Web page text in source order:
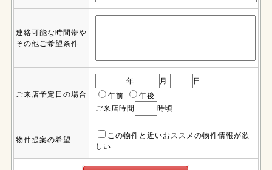
連絡可能な時間帯や
その他ご希望条件
ご来店予定日の場合
年 月
日
午前
午後
ご来店時間
時頃
物件提案の希望
この物件と近いおススメの物件情報が欲
しい